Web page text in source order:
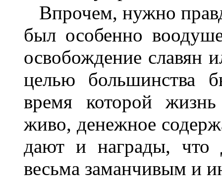
Впрочем, нужно
был особенно
освобождение славян
целью большинства
время которой
живо, денежное
дают и награды, что
весьма заманчивым и